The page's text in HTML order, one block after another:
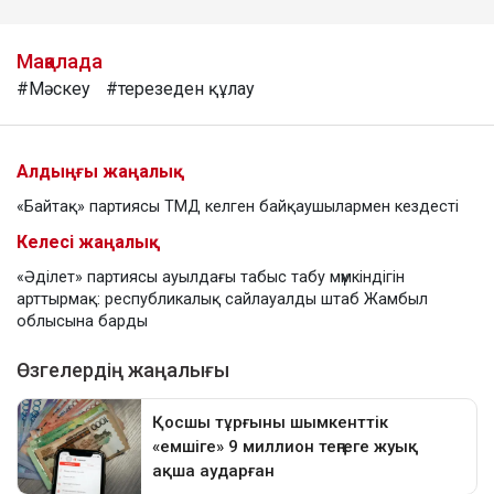
Мақалада
#Мәскеу #терезеден құлау
Алдыңғы жаңалық
«Байтақ» партиясы ТМД келген байқаушылармен кездесті
Келесі жаңалық
«Әділет» партиясы ауылдағы табыс табу мүмкіндігін
арттырмақ: республикалық сайлауалды штаб Жамбыл
облысына барды